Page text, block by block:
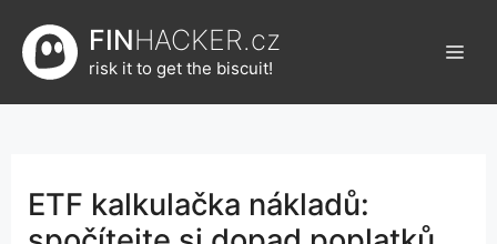
obsah
FINHACKER.cz
risk it to get the biscuit!
ETF kalkulačka nákladů: